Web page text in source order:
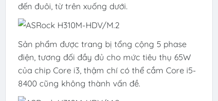
đến đuôi, từ trên xuống dưới.
Sản phẩm được trang bị tổng cộng 5 phase
điện, tương đối đầy đủ cho mức tiêu thụ 65W
của chip Core i3, thậm chí có thể cắm Core i5-
8400 cũng không thành vấn đề.